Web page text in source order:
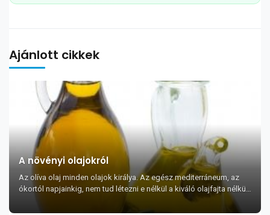
Ajánlott cikkek
A növényi olajokról
Az olíva olaj minden olajok királya. Az egész mediterráneum, az
ókortól napjainkig, nem tud létezni e nélkül a kiváló olajfajta nélkül.